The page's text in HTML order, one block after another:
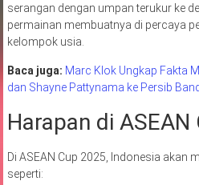
serangan dengan umpan terukur ke
permainan membuatnya di percaya
kelompok usia.
Baca juga: Marc Klok Ungkap Fakta
dan Shayne Pattynama ke Persib
Harapan di
Di ASEAN Cup 2025, Indonesia akan
seperti: